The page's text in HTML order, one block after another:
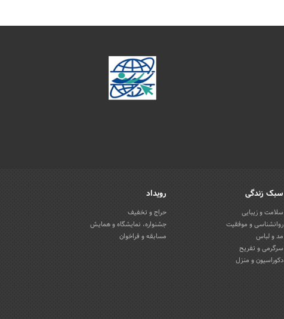
سبک زندگی
سلامت و زیبایی
روانشناسی و موفقیت
مد و لباس
سرگرمی و تفریح
دکوراسیون و منزل
رویداد
حراج و تخفیف
جشنواره، نمایشگاه و همایش
مسابقه و فراخوان